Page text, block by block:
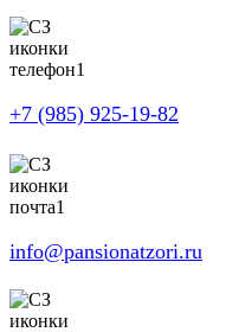
+7 (985) 925-19-82
info@pansionatzori.ru